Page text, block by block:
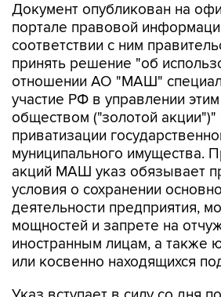
Документ опубликован на
портале правовой
соответствии с ним
принять решение "об
отношении АО "МАШ"
участие РФ в управлении
обществом ("золотой акции")"
приватизации
муниципального имущества.
акций МАШ указ обязывает
условия о сохранении
деятельности предприятия,
мощностей и запрете на
иностранным лицам, а также
или косвенно находящихся